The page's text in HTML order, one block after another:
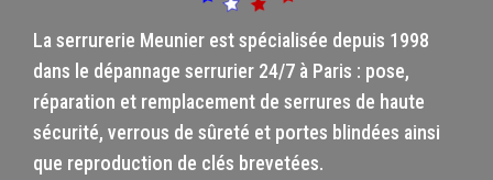
La serrurerie Meunier est spécialisée depuis 1998
dans le dépannage serrurier 24/7 à Paris : pose,
réparation et remplacement de serrures de haute
sécurité, verrous de sûreté et portes blindées ainsi
que reproduction de clés brevetées.